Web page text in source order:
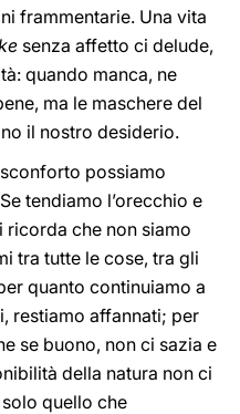
frammentarie. Una vita
senza affetto ci delude,
quando manca, ne
ma le maschere del
il nostro desiderio.
possiamo
tendiamo l’orecchio e
che non siamo
tra tutte le cose, tra gli
quanto continuiamo a
restiamo affannati; per
se buono, non ci sazia e
della natura non ci
quello che